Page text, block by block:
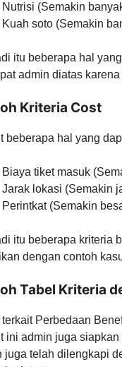
Nutrisi (Semakin
Kuah soto (Semakin
itu beberapa hal
admin diatas
Kriteria Cost
beberapa hal yang
Biaya tiket masuk
Jarak lokasi (Semakin
Perintkat (Semakin
itu beberapa kriteria
dengan contoh
Tabel Kriteria
terkait Perbedaan
ini admin juga
juga telah dilengkapi